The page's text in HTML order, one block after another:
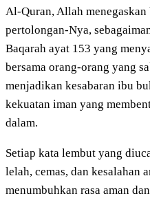
Al-Quran, Allah
pertolongan-Nya,
Baqarah ayat 153 yang
bersama orang-orang yang
menjadikan kesabaran ibu
kekuatan iman yang
dalam.
Setiap kata lembut yang
lelah, cemas, dan kesalahan
menumbuhkan rasa aman